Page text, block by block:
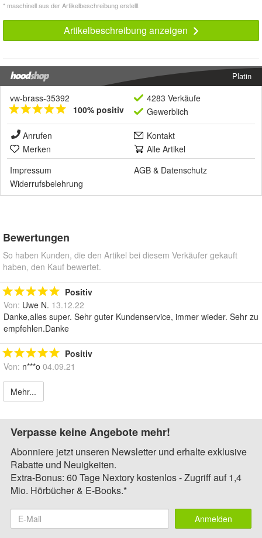
* maschinell aus der Artikelbeschreibung erstellt
Artikelbeschreibung anzeigen
Platin
vw-brass-35392
100% positiv
4283 Verkäufe
Gewerblich
Anrufen
Kontakt
Merken
Alle Artikel
Impressum
AGB & Datenschutz
Widerrufsbelehrung
Bewertungen
So haben Kunden, die den Artikel bei diesem Verkäufer gekauft
haben, den Kauf bewertet.
Positiv
Von: Uwe N. 13.12.22
Danke,alles super. Sehr guter Kundenservice, immer wieder. Sehr zu
empfehlen.Danke
Positiv
Von: n***o 04.09.21
Mehr...
Verpasse keine Angebote mehr!
Abonniere jetzt unseren Newsletter und erhalte exklusive
Rabatte und Neuigkeiten.
Extra-Bonus: 60 Tage Nextory kostenlos - Zugriff auf 1,4
Mio. Hörbücher & E-Books.*
Anmelden